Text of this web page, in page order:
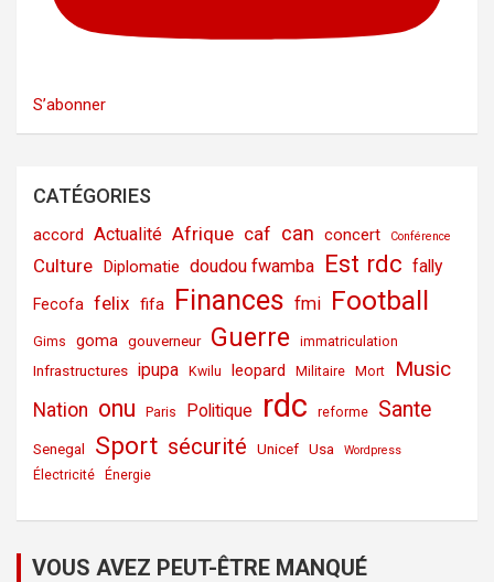
S’abonner
CATÉGORIES
accord Actualité Afrique caf can concert Conférence
Culture Diplomatie doudou fwamba Est rdc fally
Fecofa felix fifa Finances fmi Football
Gims goma gouverneur Guerre immatriculation
Infrastructures ipupa Kwilu leopard Militaire Mort Music
Nation onu Paris Politique rdc reforme Sante
Senegal Sport sécurité Unicef Usa Wordpress
Électricité Énergie
VOUS AVEZ PEUT-ÊTRE MANQUÉ